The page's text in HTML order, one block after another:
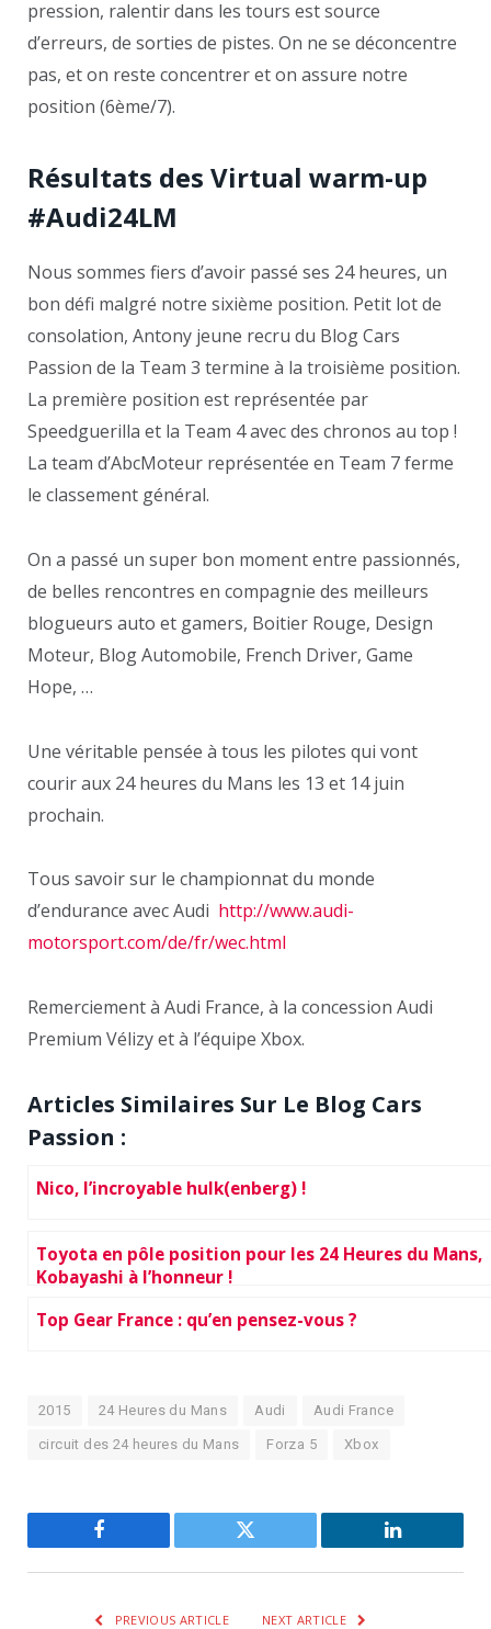
pression, ralentir dans les tours est source
d’erreurs, de sorties de pistes. On ne se déconcentre
pas, et on reste concentrer et on assure notre
position (6ème/7).
Résultats des Virtual warm-up
#Audi24LM
Nous sommes fiers d’avoir passé ses 24 heures, un
bon défi malgré notre sixième position. Petit lot de
consolation, Antony jeune recru du Blog Cars
Passion de la Team 3 termine à la troisième position.
La première position est représentée par
Speedguerilla et la Team 4 avec des chronos au top !
La team d’AbcMoteur représentée en Team 7 ferme
le classement général.
On a passé un super bon moment entre passionnés,
de belles rencontres en compagnie des meilleurs
blogueurs auto et gamers, Boitier Rouge, Design
Moteur, Blog Automobile, French Driver, Game
Hope, …
Une véritable pensée à tous les pilotes qui vont
courir aux 24 heures du Mans les 13 et 14 juin
prochain.
Tous savoir sur le championnat du monde
d’endurance avec Audi http://www.audi-
motorsport.com/de/fr/wec.html
Remerciement à Audi France, à la concession Audi
Premium Vélizy et à l’équipe Xbox.
Articles Similaires Sur Le Blog Cars
Passion :
Nico, l’incroyable hulk(enberg) !
Toyota en pôle position pour les 24 Heures du Mans,
Kobayashi à l’honneur !
Top Gear France : qu’en pensez-vous ?
2015 24 Heures du Mans Audi Audi France
circuit des 24 heures du Mans Forza 5 Xbox
Facebook Twitter LinkedIn
PREVIOUS ARTICLE NEXT ARTICLE